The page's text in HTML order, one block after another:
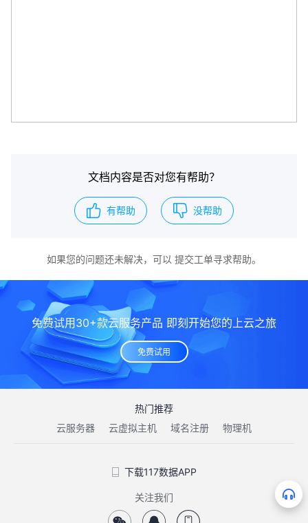
文档内容是否对您有帮助？
有帮助 没帮助
如果您的问题还未解决，可以 提交工单寻求帮助。
免费试用30+款云服务产品 即刻开始您的上云之旅
免费试用
热门推荐
云服务器
云虚拟主机 域名注册 物理机
下载117数据APP
关注我们